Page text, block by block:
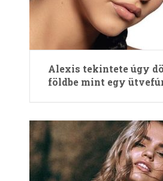
Alexis tekintete úgy
földbe mint egy